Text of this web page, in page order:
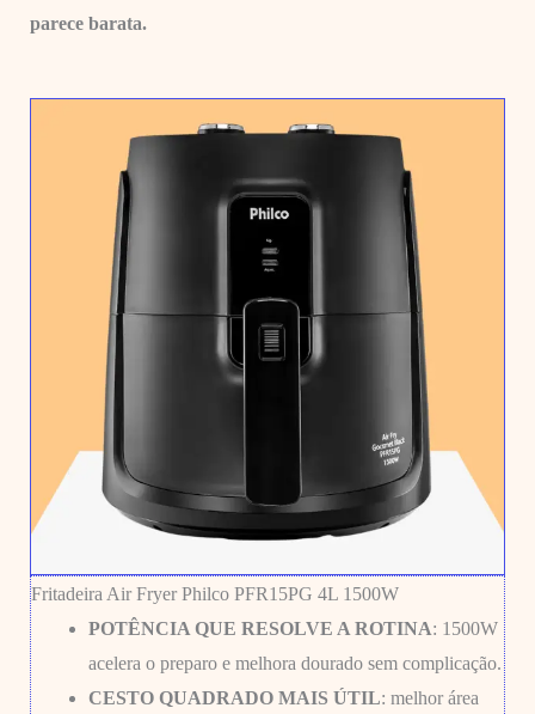
parece barata.
Fritadeira Air Fryer Philco PFR15PG 4L 1500W
POTÊNCIA QUE RESOLVE A ROTINA: 1500W
acelera o preparo e melhora dourado sem complicação.
CESTO QUADRADO MAIS ÚTIL: melhor área